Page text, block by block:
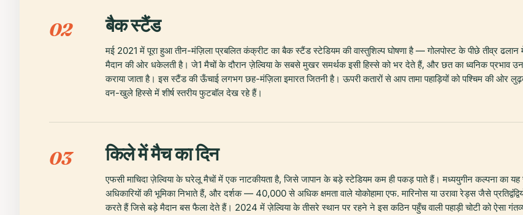
02 बैक स्टैंड
मई 2021 में पूरा हुआ तीन-मंज़िला प्रबलित कंक्रीट का बैक स्टैंड स्टेडियम की वास्तुशिल्प घोषणा है — गोलपोस्ट के पीछे तीव्र
मैदान की ओर धकेलती है। जे1 मैचों के दौरान ज़ेल्विया के सबसे मुखर समर्थक इसी हिस्से को भर देते हैं, और छत का ध्वनिक प्रभाव
कराया जाता है। इस स्टैंड की ऊँचाई लगभग छह-मंज़िला इमारत जितनी है। ऊपरी कतारों से आप तामा पहाड़ियों को पश्चिम
वन-खुले हिस्से में शीर्ष स्तरीय फुटबॉल देख रहे हैं।
03 किले में मैच का दिन
एफसी माचिदा ज़ेल्विया के घरेलू मैचों में एक नाटकीयता है, जिसे जापान के बड़े स्टेडियम कम ही पकड़ पाते हैं। मध्ययुगीन कल्पना
अधिकारियों की भूमिका निभाते हैं, और दर्शक — 40,000 से अधिक क्षमता वाले योकोहामा एफ. मारिनोस या उरावा रेड्स जैसे
करते हैं जिसे बड़े मैदान बस फैला देते हैं। 2024 में ज़ेल्विया के तीसरे स्थान पर रहने ने इस कठिन पहुँच वाली पहाड़ी चोटी को ऐसा